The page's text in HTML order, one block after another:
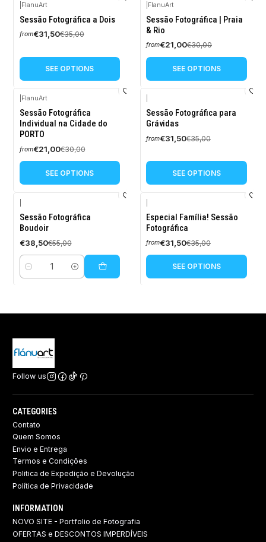
-10%
OFF
FlanuArt
Sessão Fotográfica a Dois
from€31,50€35,00
SEE OPTIONS
-30%
OFF
FlanuArt
Sessão Fotográfica | Praia
& Rio
from€21,00€30,00
SEE OPTIONS
-30%
OFF
FlanuArt
Sessão Fotográfica
Individual na Cidade do
PORTO
from€21,00€30,00
SEE OPTIONS
-10%
OFF
Sessão Fotográfica para
Grávidas
from€31,50€35,00
SEE OPTIONS
-30%
OFF
Sessão Fotográfica
Boudoir
€38,50€55,00
Quantity
-10%
OFF
Especial Família! Sessão
Fotográfica
from€31,50€35,00
SEE OPTIONS
Follow us
CATEGORIES
Contato
Quem Somos
Envio e Entrega
Termos e Condições
Politica de Expedição e Devolução ​
Política de Privacidade
INFORMATION
NOVO SITE - Portfolio de Fotografia
OFERTAS e DESCONTOS IMPERDÍVEIS